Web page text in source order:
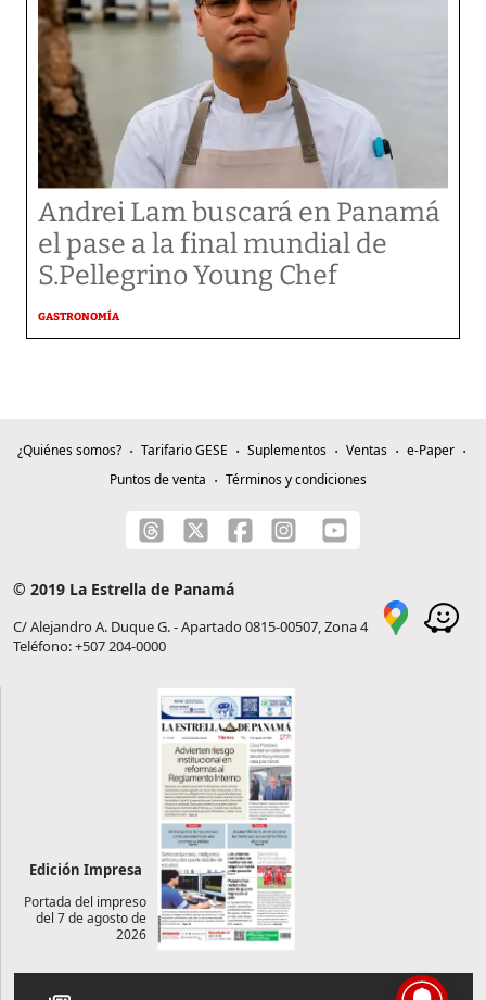
Andrei Lam buscará en Panamá
el pase a la final mundial de
S.Pellegrino Young Chef
GASTRONOMÍA
¿Quiénes somos? Tarifario GESE Suplementos Ventas
e-Paper
Puntos de venta
Términos y condiciones
© 2019 La Estrella de Panamá
C/ Alejandro A. Duque G. - Apartado 0815-00507, Zona 4
Teléfono: +507 204-0000
Edición Impresa
Portada del impreso
del 7 de agosto de
2026